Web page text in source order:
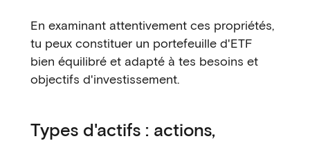
En examinant attentivement ces propriétés,
tu peux constituer un portefeuille d'ETF
bien équilibré et adapté à tes besoins et
objectifs d'investissement.
Types d'actifs : actions,